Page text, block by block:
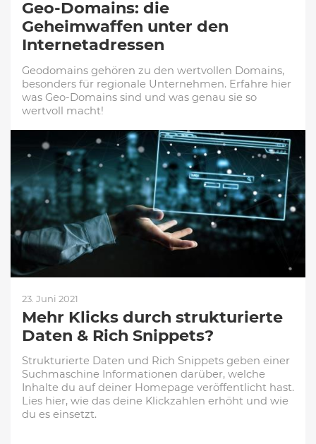
Geo-Domains: die
Geheimwaffen unter den
Internetadressen
Geodomains gehören zu den wertvollen Domains,
besonders für regionale Unternehmen. Erfahre hier
was Geo-Domains sind und was genau sie so
wertvoll macht!
23. Juni 2021
Mehr Klicks durch strukturierte
Daten & Rich Snippets?
Strukturierte Daten und Rich Snippets geben einer
Suchmaschine Informationen darüber, welche
Inhalte du auf deiner Homepage veröffentlicht hast.
Lies hier, wie das deine Klickzahlen erhöht und wie
du es einsetzt.